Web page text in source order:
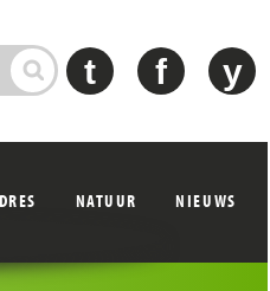
t f y
NATUUR NIEUWS